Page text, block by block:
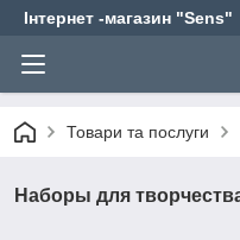
Інтернет -магазин "Sens"
Товари та послуги
Наборы для